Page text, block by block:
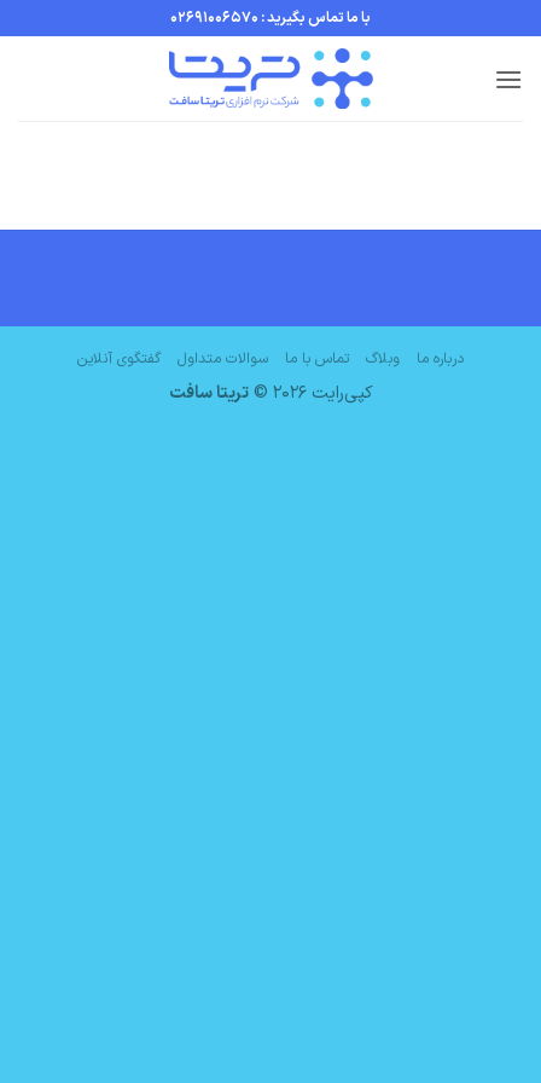
to
content
با ما تماس بگیرید : 02691006570
درباره ما وبلاگ تماس با ما سوالات متداول گفتگوی آنلاین
کپی‌رایت 2026 © تریتا سافت